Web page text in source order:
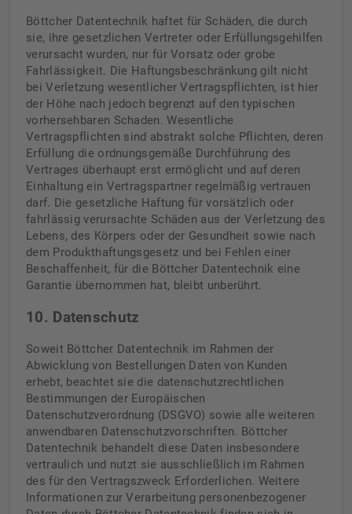
Böttcher Datentechnik haftet für Schäden, die durch
sie, ihre gesetzlichen Vertreter oder Erfüllungsgehilfen
verursacht wurden, nur für Vorsatz oder grobe
Fahrlässigkeit. Die Haftungsbeschränkung gilt nicht
bei Verletzung wesentlicher Vertragspflichten, ist hier
der Höhe nach jedoch begrenzt auf den typischen
vorhersehbaren Schaden. Wesentliche
Vertragspflichten sind abstrakt solche Pflichten, deren
Erfüllung die ordnungsgemäße Durchführung des
Vertrages überhaupt erst ermöglicht und auf deren
Einhaltung ein Vertragspartner regelmäßig vertrauen
darf. Die gesetzliche Haftung für vorsätzlich oder
fahrlässig verursachte Schäden aus der Verletzung des
Lebens, des Körpers oder der Gesundheit sowie nach
dem Produkthaftungsgesetz und bei Fehlen einer
Beschaffenheit, für die Böttcher Datentechnik eine
Garantie übernommen hat, bleibt unberührt.
10. Datenschutz
Soweit Böttcher Datentechnik im Rahmen der
Abwicklung von Bestellungen Daten von Kunden
erhebt, beachtet sie die datenschutzrechtlichen
Bestimmungen der Europäischen
Datenschutzverordnung (DSGVO) sowie alle weiteren
anwendbaren Datenschutzvorschriften. Böttcher
Datentechnik behandelt diese Daten insbesondere
vertraulich und nutzt sie ausschließlich im Rahmen
des für den Vertragszweck Erforderlichen. Weitere
Informationen zur Verarbeitung personenbezogener